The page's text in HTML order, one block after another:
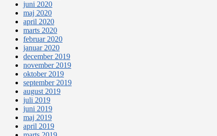
juni 2020
maj 2020
april 2020
marts 2020
februar 2020
januar 2020
december 2019
november 2019
oktober 2019
september 2019
august 2019
juli 2019
juni 2019
maj 2019
april 2019